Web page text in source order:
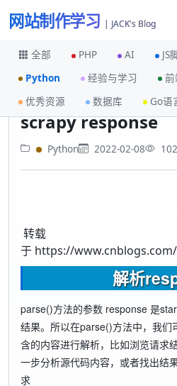
网站制作学习 | JACK's Blog
全部 PHP AI JS
Python
经验与学习 前
优秀资源
数据库 Go语
首页 scrapy response
scrapy response
Python 2022-02-08 102
转载
于 https://
解析
parse()方法的参数 response 是
结果。所以在parse()方法中，我们
含的内容进行解析，比如浏览请求
一步分析源代码内容，或者找出结
求